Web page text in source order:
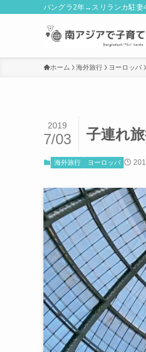
バングラ2年→スリランカ駐妻
ホーム 海外旅行 ヨーロッパ
子連れ
2019
7/03
海外旅行 ヨーロッパ